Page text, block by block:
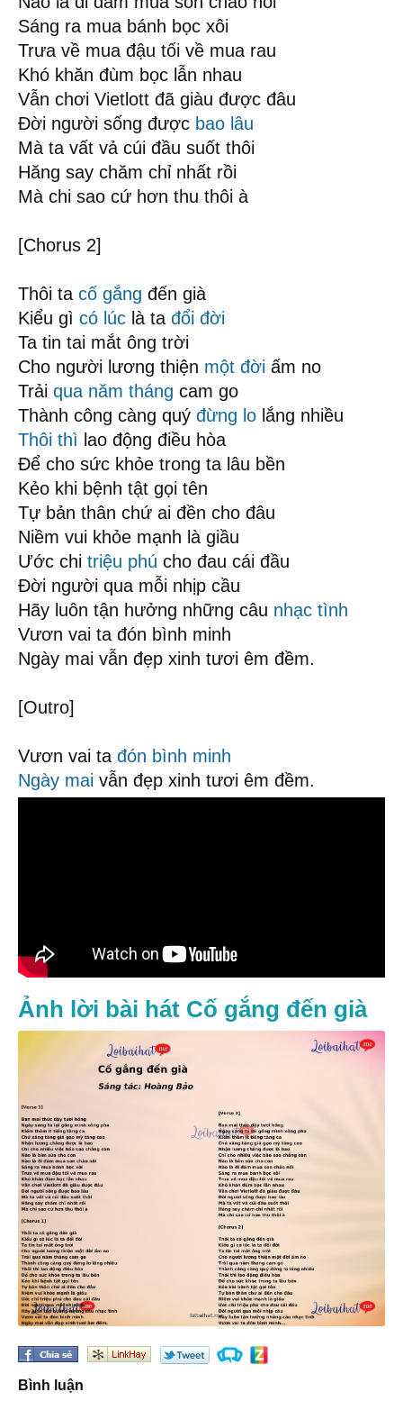
Sáng ra mua bánh bọc xôi
Trưa về mua đậu tối về mua rau
Khó khăn đùm bọc lẫn nhau
Vẫn chơi Vietlott đã giàu được đâu
Đời người sống được bao lâu
Mà ta vất vả cúi đầu suốt thôi
Hăng say chăm chỉ nhất rồi
Mà chi sao cứ hơn thu thôi à
[Chorus 2]
Thôi ta cố gắng đến già
Kiểu gì có lúc là ta đổi đời
Ta tin tai mắt ông trời
Cho người lương thiện một đời ấm no
Trải qua năm tháng cam go
Thành công càng quý đừng lo lắng nhiều
Thôi thì lao động điều hòa
Để cho sức khỏe trong ta lâu bền
Kẻo khi bệnh tật gọi tên
Tự bản thân chứ ai đền cho đâu
Niềm vui khỏe mạnh là giầu
Ước chi triệu phú cho đau cái đầu
Đời người qua mỗi nhịp cầu
Hãy luôn tận hưởng những câu nhạc tình
Vươn vai ta đón bình minh
Ngày mai vẫn đẹp xinh tươi êm đềm.
[Outro]
Vươn vai ta đón bình minh
Ngày mai vẫn đẹp xinh tươi êm đềm.
Ảnh lời bài hát Cố gắng đến già
Bình luận